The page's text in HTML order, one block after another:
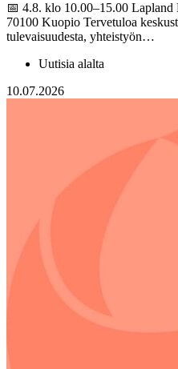
📅 4.8. klo 10.00–15.00
70100 Kuopio Tervetuloa
tulevaisuudesta, yhteistyön…
Uutisia alalta
10.07.2026